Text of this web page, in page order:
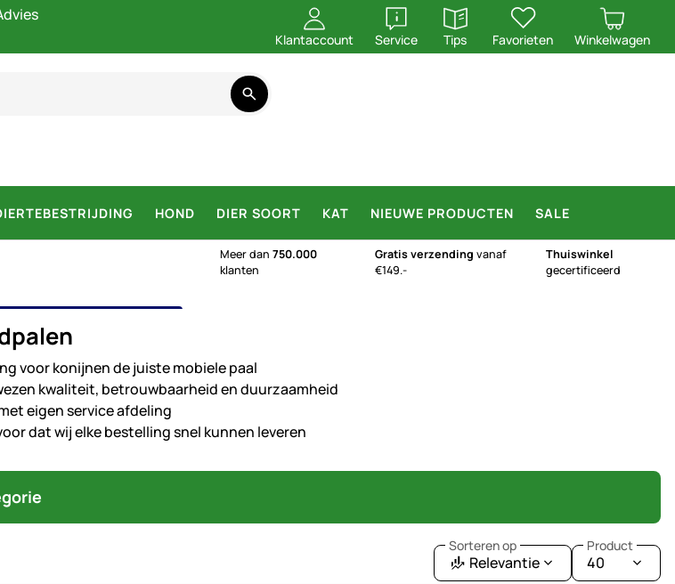
Klantaccount Service
openen
Tips
openen
Favorieten Winkelwagen
HOND DIER SOORT KAT NIEUWE PRODUCTEN SALE
Meer dan750.000
klanten
Gratis verzending vanaf
€149.-
Thuiswinkel
gecertificeerd
voor konijnen de juiste mobiele paal
kwaliteit, betrouwbaarheid en duurzaamheid
eigen service afdeling
dat wij elke bestelling snel kunnen leveren
Sorteren op
Relevantie
Product
40